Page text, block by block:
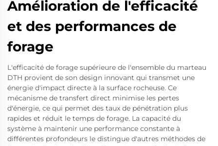
Amélioration de l'efficacité
et des performances de
forage
L'efficacité de forage supérieure de l'ensemble du marteau
DTH provient de son design innovant qui transmet une
énergie d'impact directe à la surface rocheuse. Ce
mécanisme de transfert direct minimise les pertes
d'énergie, ce qui permet des taux de pénétration plus
rapides et réduit le temps de forage. La capacité du
système à maintenir une performance constante à
différentes profondeurs le distingue d'autres méthodes de